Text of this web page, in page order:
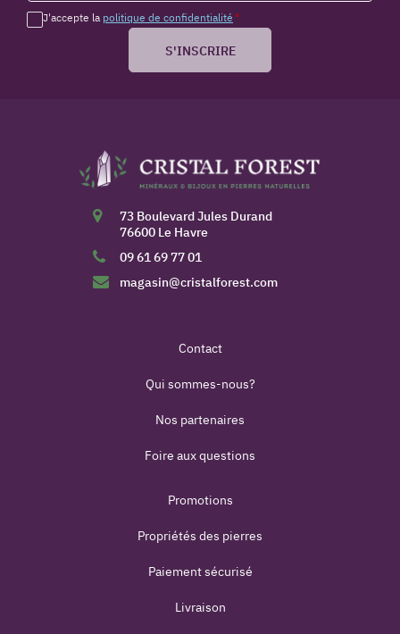
J'accepte la politique de confidentialité *
S'INSCRIRE
73 Boulevard Jules Durand
76600 Le Havre
09 61 69 77 01
magasin@cristalforest.com
Contact
Qui sommes-nous?
Nos partenaires
Foire aux questions
Promotions
Propriétés des pierres
Paiement sécurisé
Livraison